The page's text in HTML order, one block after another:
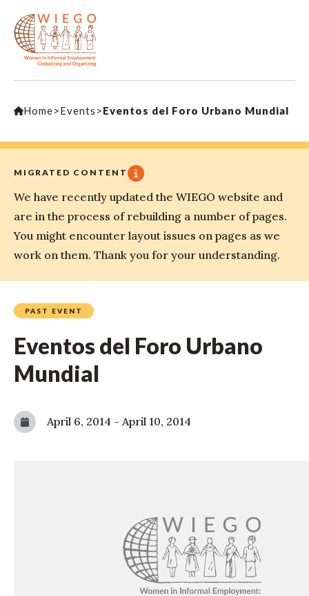
Home>Events >Eventos del Foro Urbano Mundial
MIGRATED CONTENT
We have recently updated the WIEGO website and
are in the process of rebuilding a number of pages.
You might encounter layout issues on pages as we
work on them. Thank you for your understanding.
PAST EVENT
Eventos del Foro Urbano
Mundial
April 6, 2014 - April 10, 2014